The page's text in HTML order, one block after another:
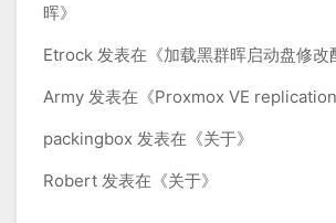
晖》
Etrock 发表在《加载黑群晖启动盘修改
Army 发表在《Proxmox VE
packingbox 发表在《关于》
Robert 发表在《关于》